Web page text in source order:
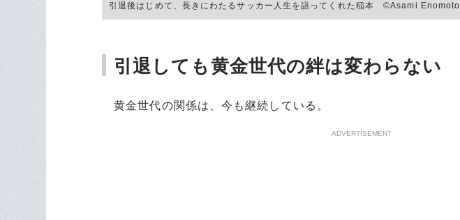
引退後はじめて、長きにわたるサッカー人生を語ってくれた稲本 ©Asami Enomoto
引退しても黄金世代の絆は変わらない
黄金世代の関係は、今も継続している。
ADVERTISEMENT